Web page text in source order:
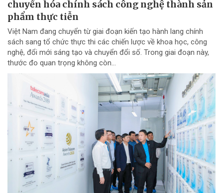
chuyển hóa chính sách công nghệ thành sản
phẩm thực tiễn
Việt Nam đang chuyển từ giai đoạn kiến tạo hành lang chính
sách sang tổ chức thực thi các chiến lược về khoa học, công
nghệ, đổi mới sáng tạo và chuyển đổi số. Trong giai đoạn này,
thước đo quan trọng không còn...